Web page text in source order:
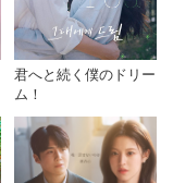
君へと続く僕のドリー
ム！